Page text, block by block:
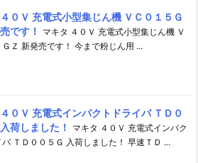
０Ｖ 充電式小型集じん機 ＶＣ０１５Ｇ
です！
マキタ ４０Ｖ 充電式小型集じん機 Ｖ
ＧＺ 新発売です！ 今まで粉じん用 ...
０Ｖ 充電式インパクトドライバ ＴＤ０
荷しました！
マキタ ４０Ｖ 充電式インパク
バ ＴＤ００５Ｇ 入荷しました！ 早速ＴＤ ...